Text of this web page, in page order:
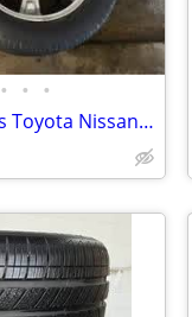
• • •
Set de Rines 20’s KMC 6 Birlos Toyota Nissan Chevrolet Honda